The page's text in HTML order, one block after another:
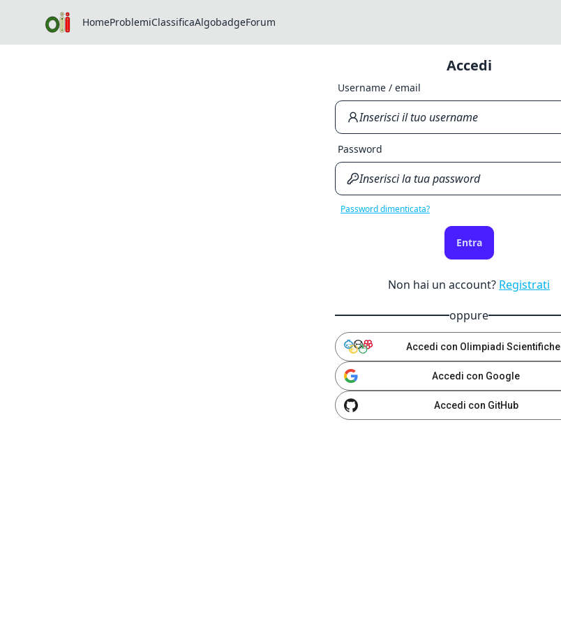
HomeProblemiClassificaAlgobadgeForum
Accedi
Username / email
Password
Password dimenticata?
Entra
Non hai un account? Registrati
oppure
Accedi con Olimpiadi Scientifiche
Accedi con Google
Accedi con GitHub